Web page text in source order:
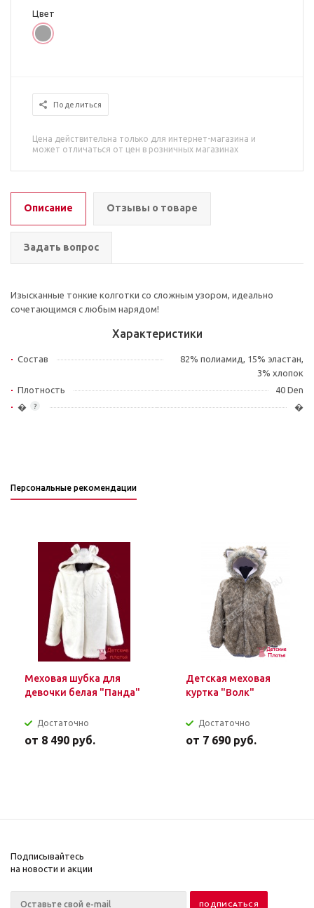
Цвет
Поделиться
Цена действительна только для интернет-магазина и
может отличаться от цен в розничных магазинах
Описание Отзывы о товаре
Задать вопрос
Изысканные тонкие колготки со сложным узором, идеально
сочетающимся с любым нарядом!
Характеристики
Состав
82% полиамид, 15% эластан,
3% хлопок
Плотность
40 Den
?
� �
Персональные рекомендации
Меховая шубка для
девочки белая "Панда"
Достаточно
от 8 490 руб.
Детская меховая
куртка "Волк"
Достаточно
от 7 690 руб.
Подписывайтесь
на новости и акции